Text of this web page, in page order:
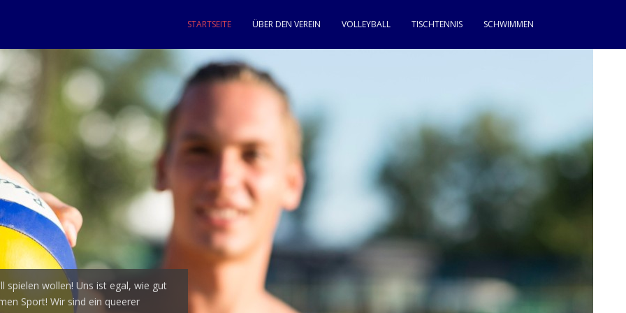
STARTSEITE ÜBER DEN VEREIN VOLLEYBALL TISCHTENNIS SCHWIMMEN
spielen wollen! Uns ist egal, wie gut
Sport! Wir sind ein queerer
Lesbischer
den Weg zu uns gefunden hast.
talentierter Sportler im Alter